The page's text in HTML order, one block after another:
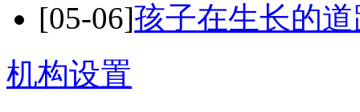
[05-06]孩子在生长的
机构设置